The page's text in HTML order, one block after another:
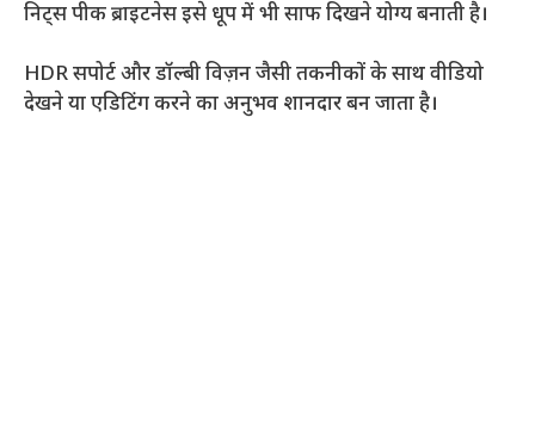
निट्स पीक ब्राइटनेस इसे धूप में भी साफ दिखने योग्य बनाती है।
HDR सपोर्ट और डॉल्बी विज़न जैसी तकनीकों के साथ वीडियो
देखने या एडिटिंग करने का अनुभव शानदार बन जाता है।